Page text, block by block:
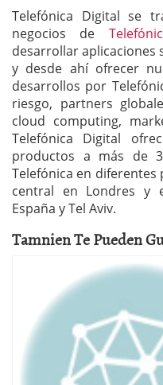
Telefónica Digital se
negocios de
desarrollar aplicaciones
y desde ahí ofrecer
desarrollos por
riesgo, partners
cloud computing,
Telefónica Digital
productos a más de
Telefónica en diferentes
central en Londres y
España y Tel Aviv.
Tamnien Te Pueden